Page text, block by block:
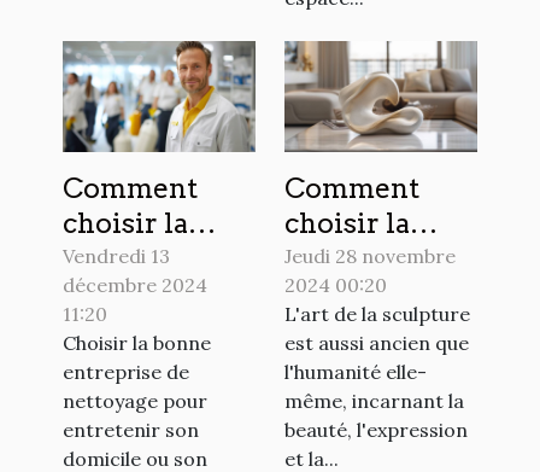
Comment
choisir la
meilleure
entreprise de
nettoyage
pour votre
domicile ou
bureau
Vendredi 13
décembre 2024
11:20
Choisir la bonne
entreprise de
nettoyage pour
entretenir son
domicile ou son
Comment
choisir la
sculpture
parfaite pour
sublimer
chaque pièce
de votre
maison
Jeudi 28 novembre
2024 00:20
L'art de la sculpture
est aussi ancien que
l'humanité elle-
même, incarnant la
beauté, l'expression
et la...